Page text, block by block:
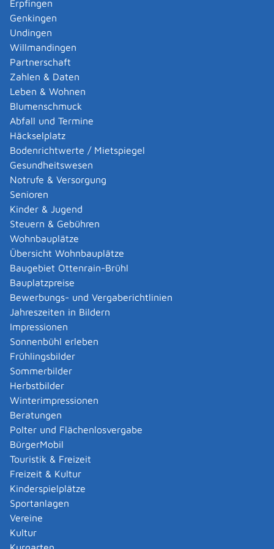
Erpfingen
Genkingen
Undingen
Willmandingen
Partnerschaft
Zahlen & Daten
Leben & Wohnen
Blumenschmuck
Abfall und Termine
Häckselplatz
Bodenrichtwerte / Mietspiegel
Gesundheitswesen
Notrufe & Versorgung
Senioren
Kinder & Jugend
Steuern & Gebühren
Wohnbauplätze
Übersicht Wohnbauplätze
Baugebiet Ottenrain-Brühl
Bauplatzpreise
Bewerbungs- und Vergaberichtlinien
Jahreszeiten in Bildern
Impressionen
Sonnenbühl erleben
Frühlingsbilder
Sommerbilder
Herbstbilder
Winterimpressionen
Beratungen
Polter und Flächenlosvergabe
BürgerMobil
Touristik & Freizeit
Freizeit & Kultur
Kinderspielplätze
Sportanlagen
Vereine
Kultur
Erforderliche Unterlagen
ärztliche Bescheinigung oder Bescheinigung der
Hebamme über die Geburt
ein anerkannter Passersatz)
wenn die Eltern verheiratet sind: zusätzlich
beglaubigter Ausdruck aus dem Eheregister
Geburtsurkunden und die Eheurkunde der
wenn die Mutter ledig ist: zusätzlich
Geburtsurkunde der Mutter
wenn die Mutter geschieden oder verwitwet ist:
zusätzlich
beglaubigter Ausdruck aus dem Eheregister
oder
Geburtsurkunde und Eheurkunde der Mutter
und Scheidungsurteil beziehungsweise
Sterbeurkunde
wenn die Eltern nicht miteinander verheiratet sind
und die Vaterschaft bereits anerkannt ist oder vor
Beurkundung der Geburt anerkannt werden soll:
zusätzlich
Anerkennungserklärung des Vaters
beglaubigte Abschrift der
Zustimmungserklärung der Mutter
gegebenenfalls Scheidungsurteil) oder
Eheregisterauszug
bei ausländischen Eltern: zusätzlich